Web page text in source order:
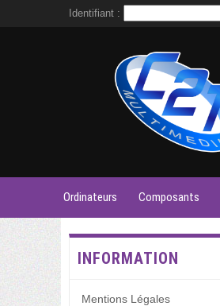
Identifiant :
Ordinateurs Composants
INFORMATION
Mentions Légales